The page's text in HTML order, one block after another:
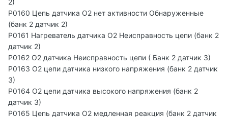
P0160 Цепь датчика O2 нет активности Обнаруженные
(банк 2 датчик 2)
P0161 Нагреватель датчика O2 Неисправность цепи (банк 2
датчик 2)
P0162 O2 датчика Неисправность цепи ( Банк 2 датчик 3)
P0163 O2 цепи датчика низкого напряжения (банк 2 датчик
3)
P0164 O2 цепи датчика высокого напряжения (банк 2
датчик 3)
P0165 Цепь датчика O2 медленная реакция (банк 2 датчик